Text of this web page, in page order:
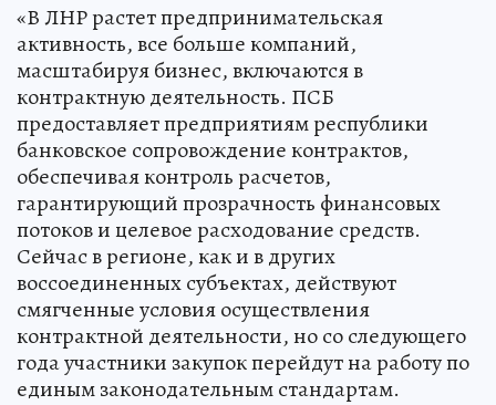
«В ЛНР растет предпринимательская
активность, все больше компаний,
масштабируя бизнес, включаются в
контрактную деятельность. ПСБ
предоставляет предприятиям республики
банковское сопровождение контрактов,
обеспечивая контроль расчетов,
гарантирующий прозрачность финансовых
потоков и целевое расходование средств.
Сейчас в регионе, как и в других
воссоединенных субъектах, действуют
смягченные условия осуществления
контрактной деятельности, но со следующего
года участники закупок перейдут на работу по
единым законодательным стандартам.